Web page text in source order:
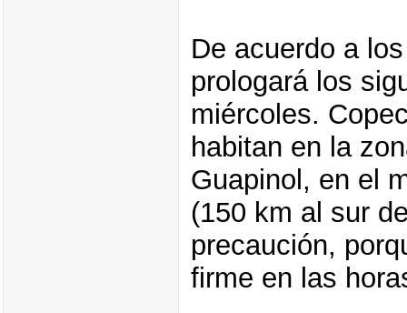
De acuerdo a
prologará los
miércoles.
habitan en la
Guapinol, en el
(150 km al sur
precaución,
firme en las